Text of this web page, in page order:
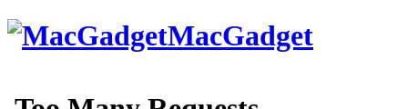
Direkt
zum
MacGadget